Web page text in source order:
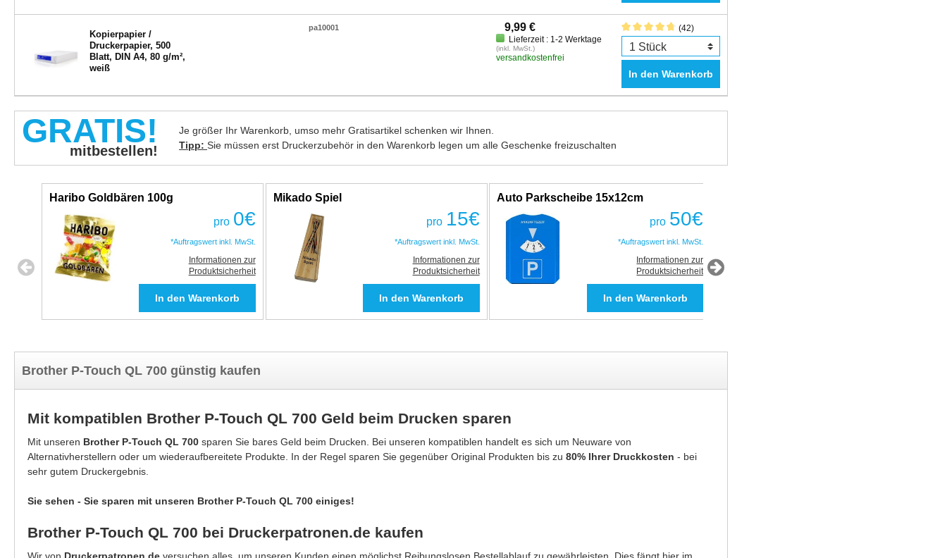
Kopierpapier /
Druckerpapier, 500
Blatt, DIN A4, 80 g/m²,
weiß
pa10001 9,99 €
Lieferzeit : 1-2 Werktage
(inkl. MwSt.)
versandkostenfrei
(42)
In den Warenkorb
GRATIS!
mitbestellen!
Je größer Ihr Warenkorb, umso mehr Gratisartikel schenken wir Ihnen.
Tipp: Sie müssen erst Druckerzubehör in den Warenkorb legen um alle Geschenke freizuschalten
Haribo Goldbären 100g
pro 0€
*Auftragswert inkl. MwSt.
Informationen zur
Produktsicherheit
Mikado Spiel
pro 15€
*Auftragswert inkl. MwSt.
Informationen zur
Produktsicherheit
Auto Parkscheibe 15x12cm
pro 50€
*Auftragswert inkl. MwSt.
Informationen zur
Produktsicherheit
Brother P-Touch QL 700 günstig kaufen
Mit kompatiblen Brother P-Touch QL 700 Geld beim Drucken sparen
Mit unseren Brother P-Touch QL 700 sparen Sie bares Geld beim Drucken. Bei unseren kompatiblen handelt es sich um Neuware von
Alternativherstellern oder um wiederaufbereitete Produkte. In der Regel sparen Sie gegenüber Original Produkten bis zu 80% Ihrer Druckkosten - bei
sehr gutem Druckergebnis.
Sie sehen - Sie sparen mit unseren Brother P-Touch QL 700 einiges!
Brother P-Touch QL 700 bei Druckerpatronen.de kaufen